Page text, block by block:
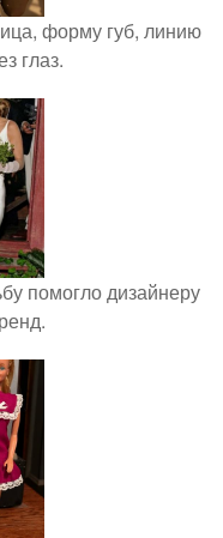
форму губ, линию
глаз.
помогло дизайнеру